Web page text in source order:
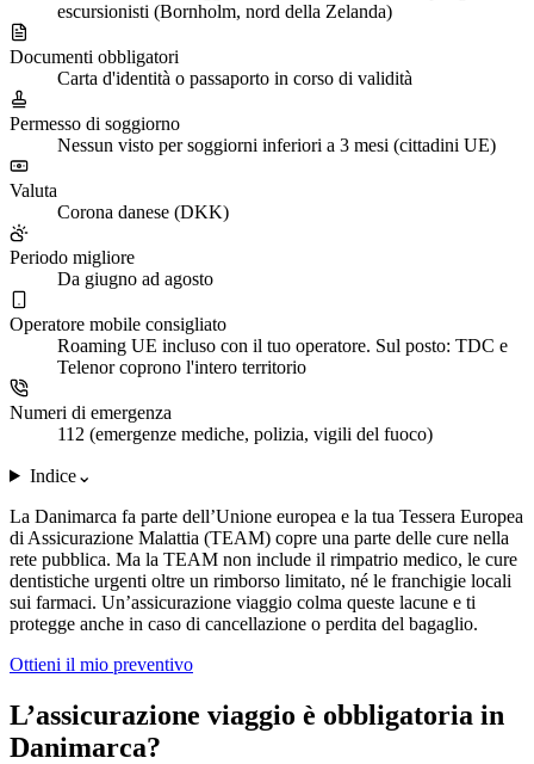
escursionisti (Bornholm, nord della Zelanda)
Documenti obbligatori
Carta d'identità o passaporto in corso di validità
Permesso di soggiorno
Nessun visto per soggiorni inferiori a 3 mesi (cittadini UE)
Valuta
Corona danese (DKK)
Periodo migliore
Da giugno ad agosto
Operatore mobile consigliato
Roaming UE incluso con il tuo operatore. Sul posto: TDC e
Telenor coprono l'intero territorio
Numeri di emergenza
112 (emergenze mediche, polizia, vigili del fuoco)
Indice⌄
La Danimarca fa parte dell’Unione europea e la tua Tessera Europea
di Assicurazione Malattia (TEAM) copre una parte delle cure nella
rete pubblica. Ma la TEAM non include il rimpatrio medico, le cure
dentistiche urgenti oltre un rimborso limitato, né le franchigie locali
sui farmaci. Un’assicurazione viaggio colma queste lacune e ti
protegge anche in caso di cancellazione o perdita del bagaglio.
Ottieni il mio preventivo
L’assicurazione viaggio è obbligatoria in
Danimarca?